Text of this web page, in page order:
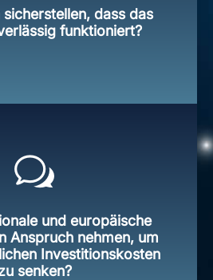
speziell auf schwankende
ausgelegt.
dass das
funktioniert?
ist CE-zertifiziert und im
unser lokales Team zur
vor Ort zu unterstützen.
und europäische
Anspruch nehmen, um
Investitionskosten
senken?